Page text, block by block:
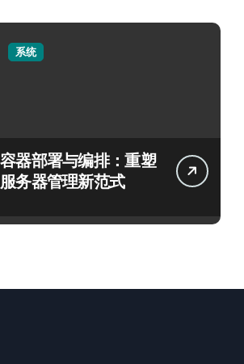
系统
容器部署与编排：重塑
服务器管理新范式